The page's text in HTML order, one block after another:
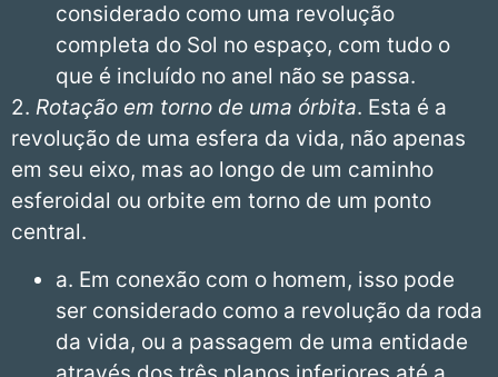
considerado como uma revolução
completa do Sol no espaço, com tudo o
que é incluído no anel não se passa.
2. Rotação em torno de uma órbita. Esta é a
revolução de uma esfera da vida, não apenas
em seu eixo, mas ao longo de um caminho
esferoidal ou orbite em torno de um ponto
central.
a. Em conexão com o homem, isso pode
ser considerado como a revolução da roda
da vida, ou a passagem de uma entidade